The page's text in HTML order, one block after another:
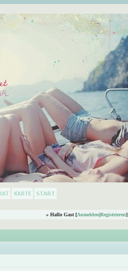
» Hallo Gast [Anmelden|Registrieren]